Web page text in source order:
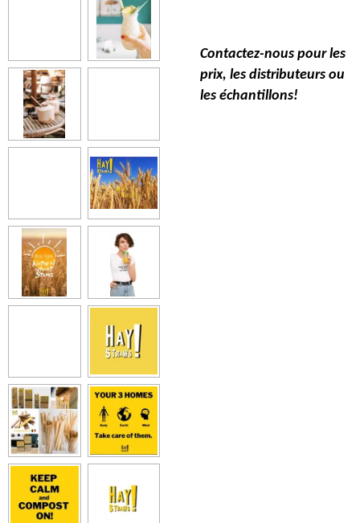
Contactez-nous pour les
prix, les distributeurs ou
les échantillons!